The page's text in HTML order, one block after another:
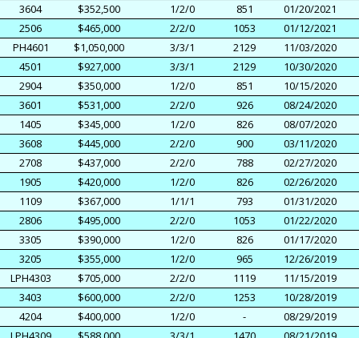
3604
$352,500 1/2/0 851
01/20/2021
2506
$465,000 2/2/0 1053
01/12/2021
PH4601
$1,050,000 3/3/1 2129
11/03/2020
4501
$927,000 3/3/1 2129
10/30/2020
2904
$350,000 1/2/0 851
10/15/2020
3601
$531,000 2/2/0 926
08/24/2020
1405
$345,000 1/2/0 826
08/07/2020
3608
$445,000 2/2/0 900
03/11/2020
2708
$437,000 2/2/0 788
02/27/2020
1905
$420,000 1/2/0 826
02/26/2020
1109
$367,000 1/1/1 793
01/31/2020
2806
$495,000 2/2/0 1053
01/22/2020
3305
$390,000 1/2/0 826
01/17/2020
3205
$355,000 1/2/0 965
12/26/2019
LPH4303
$705,000 2/2/0 1119
11/15/2019
3403
$600,000 2/2/0 1253
10/28/2019
4204
$400,000 1/2/0 -
08/29/2019